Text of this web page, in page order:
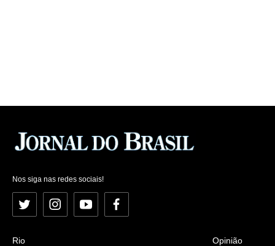
Nos siga nas redes sociais!
Twitter InstagramYouTubeFacebook
Rio
Opinião